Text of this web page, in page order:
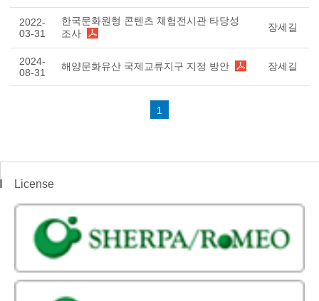
2022-
03-31
한국문화원형 콘텐츠 체험전시관 타당성
조사
장세길
2024-
08-31
해양문화유산 국제교류지구 지정 방안 장세길
1
License